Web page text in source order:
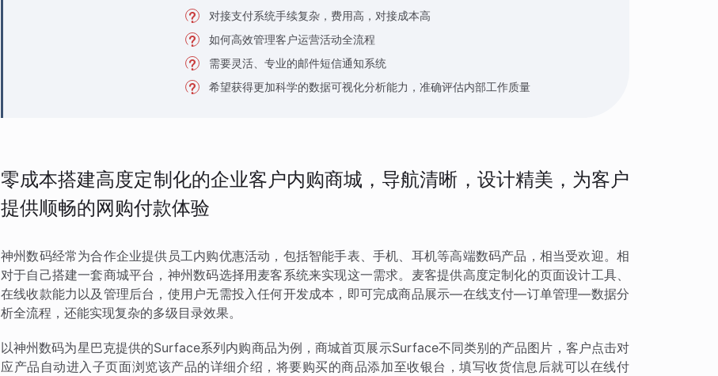
对接支付系统手续复杂，费用高，对接成本高
如何高效管理客户运营活动全流程
需要灵活、专业的邮件短信通知系统
希望获得更加科学的数据可视化分析能力，准确评估内部工作质量
零成本搭建高度定制化的企业客户内购商城，导航清晰，设计精美，为客户
提供顺畅的网购付款体验
神州数码经常为合作企业提供员工内购优惠活动，包括智能手表、手机、耳机等高端数码产品，相当受欢迎。相
对于自己搭建一套商城平台，神州数码选择用麦客系统来实现这一需求。麦客提供高度定制化的页面设计工具、
在线收款能力以及管理后台，使用户无需投入任何开发成本，即可完成商品展示—在线支付—订单管理—数据分
析全流程，还能实现复杂的多级目录效果。
以神州数码为星巴克提供的Surface系列内购商品为例，商城首页展示Surface不同类别的产品图片，客户点击对
应产品自动进入子页面浏览该产品的详细介绍，将要购买的商品添加至收银台，填写收货信息后就可以在线付